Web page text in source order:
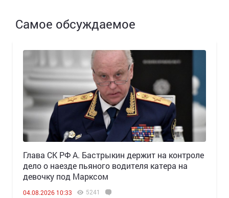
Самое обсуждаемое
Глава СК РФ А. Бастрыкин держит на контроле
дело о наезде пьяного водителя катера на
девочку под Марксом
04.08.2026 10:33 5241